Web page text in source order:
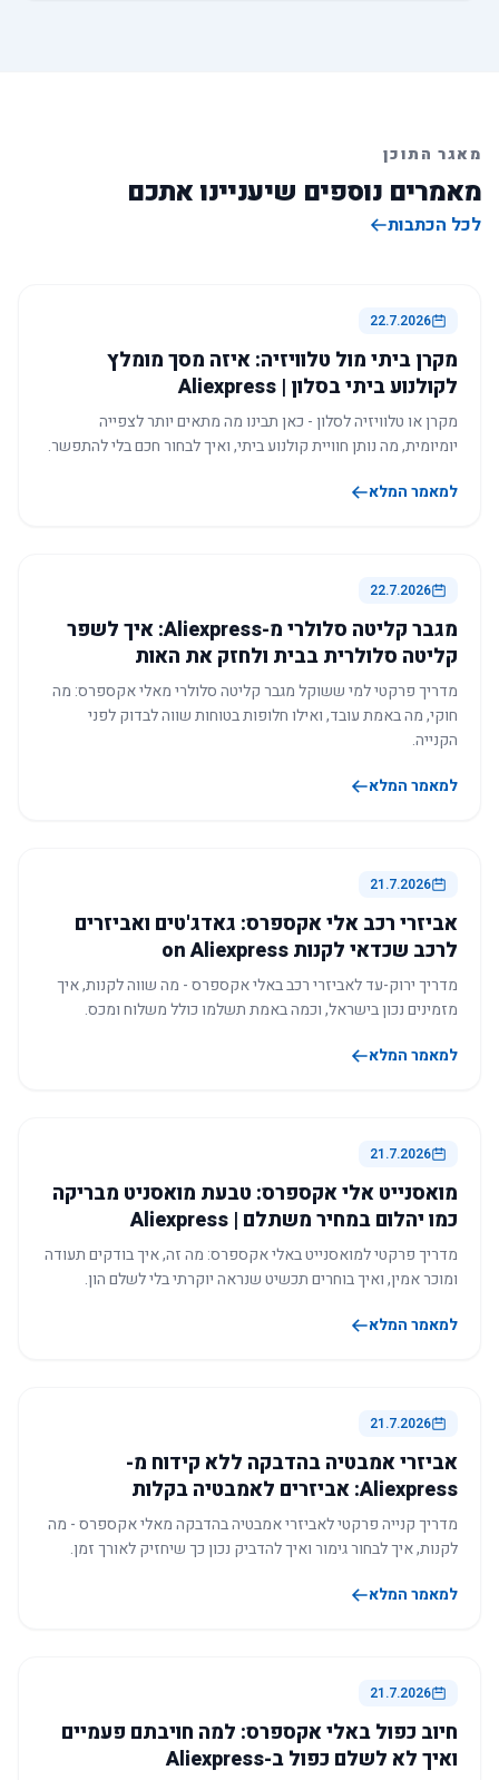
מאגר התוכן
מאמרים נוספים שיעניינו אתכם
לכל הכתבות
22.7.2026
מקרן ביתי מול טלוויזיה: איזה מסך מומלץ
לקולנוע ביתי בסלון | Aliexpress
מקרן או טלוויזיה לסלון - כאן תבינו מה מתאים יותר לצפייה
יומיומית, מה נותן חוויית קולנוע ביתי, ואיך לבחור חכם בלי להתפשר.
למאמר המלא
22.7.2026
מגבר קליטה סלולרי מ-Aliexpress: איך לשפר
קליטה סלולרית בבית ולחזק את האות
מדריך פרקטי למי ששוקל מגבר קליטה סלולרי מאלי אקספרס: מה
חוקי, מה באמת עובד, ואילו חלופות בטוחות שווה לבדוק לפני
הקנייה.
למאמר המלא
21.7.2026
אביזרי רכב אלי אקספרס: גאדג'טים ואביזרים
לרכב שכדאי לקנות on Aliexpress
מדריך ירוק-עד לאביזרי רכב באלי אקספרס - מה שווה לקנות, איך
מזמינים נכון בישראל, וכמה באמת תשלמו כולל משלוח ומכס.
למאמר המלא
21.7.2026
מואסנייט אלי אקספרס: טבעת מואסניט מבריקה
כמו יהלום במחיר משתלם | Aliexpress
מדריך פרקטי למואסנייט באלי אקספרס: מה זה, איך בודקים תעודה
ומוכר אמין, ואיך בוחרים תכשיט שנראה יוקרתי בלי לשלם הון.
למאמר המלא
21.7.2026
אביזרי אמבטיה בהדבקה ללא קידוח מ-
Aliexpress: אביזרים לאמבטיה בקלות
מדריך קנייה פרקטי לאביזרי אמבטיה בהדבקה מאלי אקספרס - מה
לקנות, איך לבחור גימור ואיך להדביק נכון כך שיחזיק לאורך זמן.
למאמר המלא
21.7.2026
חיוב כפול באלי אקספרס: למה חויבתם פעמיים
ואיך לא לשלם כפול ב-Aliexpress